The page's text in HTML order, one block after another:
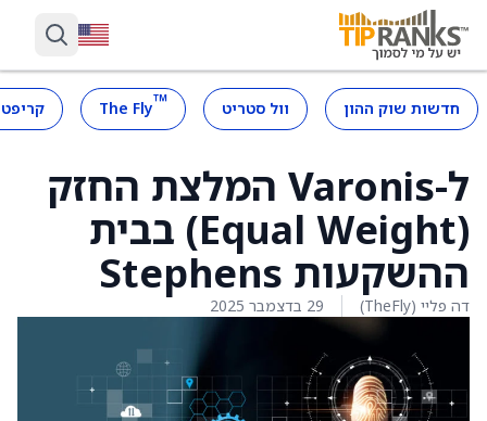
חדשות שוק ההון וול סטריט ™
The Fly
ל-Varonis המלצת החזק
(Equal Weight) בבית
ההשקעות Stephens
דה פליי (TheFly) 29 בדצמבר 2025